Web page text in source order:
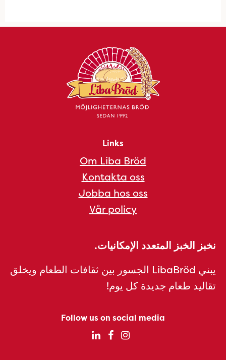
Links
Om Liba Bröd
Kontakta oss
Jobba hos oss
Vår policy
نخبز الخبز المتعدد الإمكانيات.
يبني LibaBröd الجسور بين ثقافات الطعام ويخلق
تقاليد طعام جديدة كل يوم!
Follow us on social media